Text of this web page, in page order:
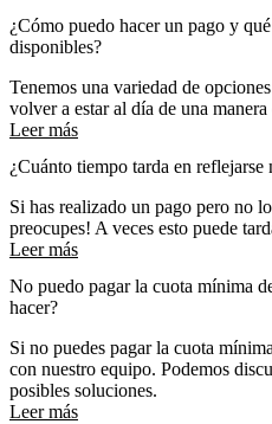
¿Cómo puedo hacer un pago y
disponibles?
Tenemos una variedad de
volver a estar al día de una
Leer más
¿Cuánto tiempo tarda en reflejarse
Si has realizado un pago pero no
preocupes! A veces esto puede
Leer más
No puedo pagar la cuota mínima
hacer?
Si no puedes pagar la cuota
con nuestro equipo. Podemos
posibles soluciones.
Leer más